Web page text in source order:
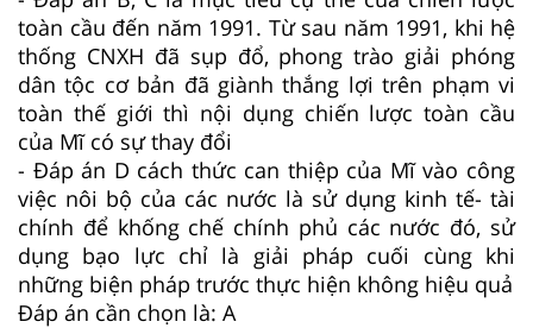
toàn cầu đến năm 1991. Từ sau năm 1991, khi hệ
thống CNXH đã sụp đổ, phong trào giải phóng
dân tộc cơ bản đã giành thắng lợi trên phạm vi
toàn thế giới thì nội dụng chiến lược toàn cầu
của Mĩ có sự thay đổi
- Đáp án D cách thức can thiệp của Mĩ vào công
việc nôi bộ của các nước là sử dụng kinh tế- tài
chính để khống chế chính phủ các nước đó, sử
dụng bạo lực chỉ là giải pháp cuối cùng khi
những biện pháp trước thực hiện không hiệu quả
Đáp án cần chọn là: A